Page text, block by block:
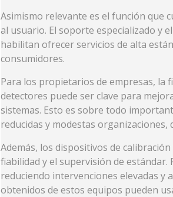
Asimismo relevante es el función que
al usuario. El soporte especializado y
habilitan ofrecer servicios de alta
consumidores.
Para los propietarios de empresas, la
detectores puede ser clave para
sistemas. Esto es sobre todo
reducidas y modestas organizaciones,
Además, los dispositivos de
fiabilidad y el supervisión de
reduciendo intervenciones elevadas y
obtenidos de estos equipos pueden